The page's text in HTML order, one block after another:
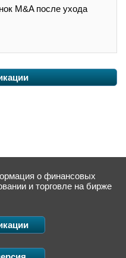
M&A после ухода
о финансовых
и торговле на бирже